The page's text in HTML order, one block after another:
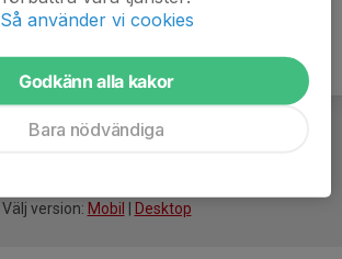
Välj version: Mobil Desktop
Så använder vi cookies
Godkänn alla kakor
Bara nödvändiga